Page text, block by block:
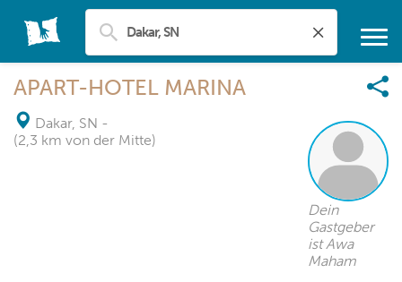
APART-HOTEL MARINA
Dakar, SN -
(2,3 km von der Mitte)
Dein
Gastgeber
ist Awa
Maham